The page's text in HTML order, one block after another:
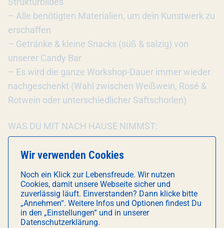
– Alle benötigten Materialien, um dein Kunstwerk zu
erschaffen
– Getränke & kleine Snacks (süß & salzig) von
unserer Candy Bar
– Es wird die ganze Workshop-Dauer immer wieder
nachgeschenkt (Wahl zwischen Weißwein, Rosé &
Rotwein oder unterschiedlicher Saftschorlen)
WAS DU MIT NACH HAUSE NIMMST:
Dein eigenes, individuelles Gemälde auf Leinwand
inkl. Transportbox
WAS DU SONST NOCH WISSEN SOLLTEST:
– Für Schürzen ist zwar gesorgt, jedoch kann immer
einmal etwas daneben gehen. Bitte trage Kleidung,
die auch mal etwas schmutzig werden darf.
Wir verwenden Cookies
Noch ein Klick zur Lebensfreude. Wir nutzen
Cookies, damit unsere Webseite sicher und
zuverlässig läuft. Einverstanden? Dann klicke bitte
„Annehmen“. Weitere Infos und Optionen findest Du
in den „Einstellungen“ und in unserer
Datenschutzerklärung.